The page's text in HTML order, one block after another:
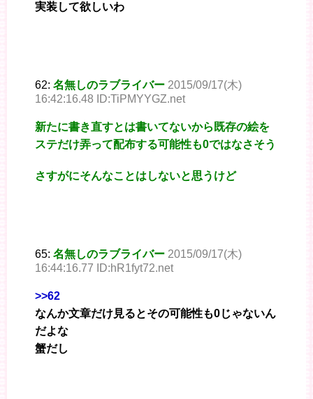
実装して欲しいわ
62: 名無しのラブライバー 2015/09/17(木)
16:42:16.48 ID:TiPMYYGZ.net
新たに書き直すとは書いてないから既存の絵を
ステだけ弄って配布する可能性も0ではなさそう
さすがにそんなことはしないと思うけど
65: 名無しのラブライバー 2015/09/17(木)
16:44:16.77 ID:hR1fyt72.net
>>62
なんか文章だけ見るとその可能性も0じゃないん
だよな
蟹だし